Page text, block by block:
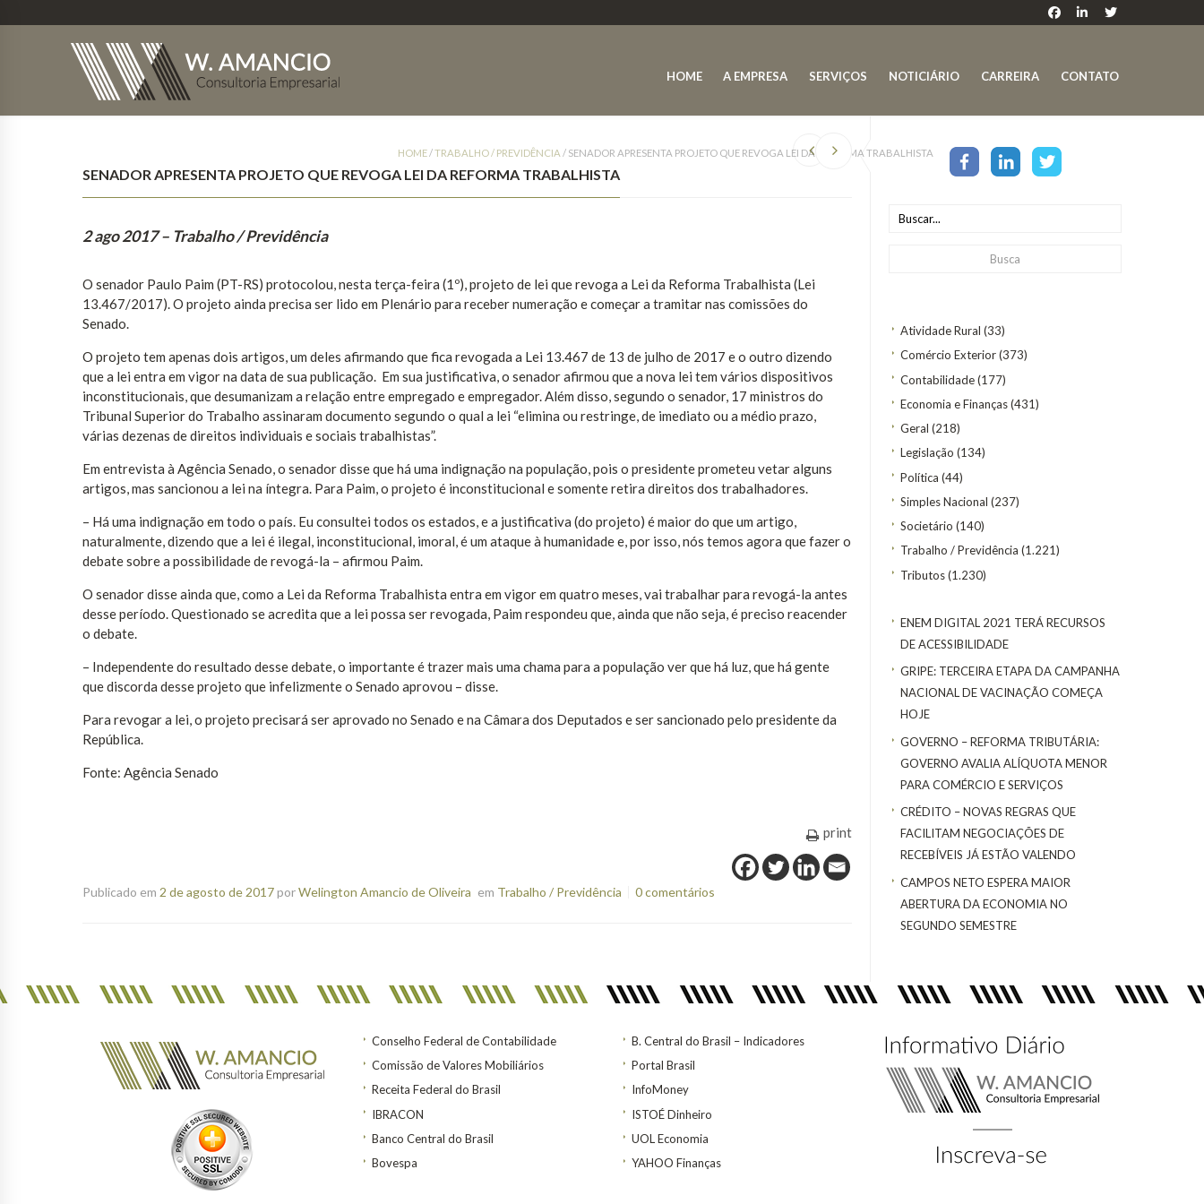
HOME A EMPRESA SERVIÇOS NOTICIÁRIO CARREIRA CONTATO
Atividade Rural (33)
Comércio Exterior(373)
Contabilidade(177)
Economia e Finanças(431)
Geral (218)
Legislação (134)
Política (44)
Simples Nacional (237)
Societário (140)
Trabalho / Previdência (1.221)
Tributos(1.230)
ENEM DIGITAL 2021 TERÁ RECURSOS
DE ACESSIBILIDADE
GRIPE: TERCEIRA ETAPA DA CAMPANHA
NACIONAL DE VACINAÇÃO COMEÇA
HOJE
GOVERNO – REFORMA TRIBUTÁRIA:
GOVERNO AVALIA ALÍQUOTA MENOR
PARA COMÉRCIO E SERVIÇOS
CRÉDITO – NOVAS REGRAS QUE
FACILITAM NEGOCIAÇÕES DE
RECEBÍVEIS JÁ ESTÃO VALENDO
CAMPOS NETO ESPERA MAIOR
ABERTURA DA ECONOMIA NO
SEGUNDO SEMESTRE
HOME/TRABALHO / PREVIDÊNCIA / SENADOR APRESENTA PROJETO QUE REVOGA LEI DA REFORMA TRABALHISTA
SENADOR APRESENTA PROJETO QUE REVOGA LEI DA REFORMA TRABALHISTA
2 ago 2017 – Trabalho / Previdência
O senador Paulo Paim (PT-RS) protocolou, nesta terça-feira (1º), projeto de lei que revoga a Lei da Reforma Trabalhista (Lei
13.467/2017). O projeto ainda precisa ser lido em Plenário para receber numeração e começar a tramitar nas comissões do
Senado.
O projeto tem apenas dois artigos, um deles afirmando que fica revogada a Lei 13.467 de 13 de julho de 2017 e o outro dizendo
que a lei entra em vigor na data de sua publicação. Em sua justificativa, o senador afirmou que a nova lei tem vários dispositivos
inconstitucionais, que desumanizam a relação entre empregado e empregador. Além disso, segundo o senador, 17 ministros do
Tribunal Superior do Trabalho assinaram documento segundo o qual a lei “elimina ou restringe, de imediato ou a médio prazo,
várias dezenas de direitos individuais e sociais trabalhistas”.
Em entrevista à Agência Senado, o senador disse que há uma indignação na população, pois o presidente prometeu vetar alguns
artigos, mas sancionou a lei na íntegra. Para Paim, o projeto é inconstitucional e somente retira direitos dos trabalhadores.
– Há uma indignação em todo o país. Eu consultei todos os estados, e a justificativa (do projeto) é maior do que um artigo,
naturalmente, dizendo que a lei é ilegal, inconstitucional, imoral, é um ataque à humanidade e, por isso, nós temos agora que fazer o
debate sobre a possibilidade de revogá-la – afirmou Paim.
O senador disse ainda que, como a Lei da Reforma Trabalhista entra em vigor em quatro meses, vai trabalhar para revogá-la antes
desse período. Questionado se acredita que a lei possa ser revogada, Paim respondeu que, ainda que não seja, é preciso reacender
o debate.
– Independente do resultado desse debate, o importante é trazer mais uma chama para a população ver que há luz, que há gente
que discorda desse projeto que infelizmente o Senado aprovou – disse.
Para revogar a lei, o projeto precisará ser aprovado no Senado e na Câmara dos Deputados e ser sancionado pelo presidente da
República.
Fonte: Agência Senado
print
Publicado em 2 de agosto de 2017porWelington Amancio de Oliveira em Trabalho / Previdência 0 comentários
Conselho Federal de Contabilidade
Comissão de Valores Mobiliários
Receita Federal do Brasil
IBRACON
Banco Central do Brasil
Bovespa
B. Central do Brasil – Indicadores
Portal Brasil
InfoMoney
ISTOÉ Dinheiro
UOL Economia
YAHOO Finanças